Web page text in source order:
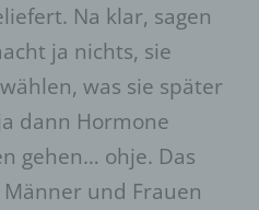
Na klar, sagen
ja nichts, sie
was sie später
dann Hormone
gehen… ohje. Das
und Frauen
oder juristische
oder andere
Person, dem
Auftragsverarbeiter und
der unmittelbaren
oder des
befugt sind, die